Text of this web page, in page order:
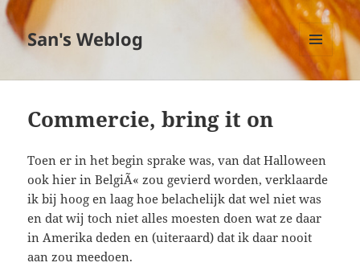
San's Weblog
MENU
EN
Commercie, bring it on
Toen er in het begin sprake was, van dat Halloween
ook hier in BelgiÃ« zou gevierd worden, verklaarde
ik bij hoog en laag hoe belachelijk dat wel niet was
en dat wij toch niet alles moesten doen wat ze daar
in Amerika deden en (uiteraard) dat ik daar nooit
aan zou meedoen.